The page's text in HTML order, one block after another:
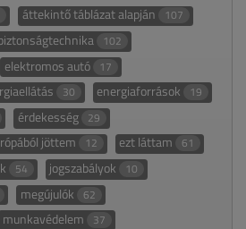
áttekintő táblázat alapján 107
102
elektromos autó 17
30 energiaforrások 19
érdekesség 29
jöttem 12 ezt láttam 61
54 jogszabályok 10
megújulók 62
munkavédelem 37